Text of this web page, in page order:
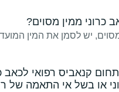
כרוני ממין מסוים?
יש לסמן את המין
קנאביס רפואי לכאב
או בשל אי התאמה של